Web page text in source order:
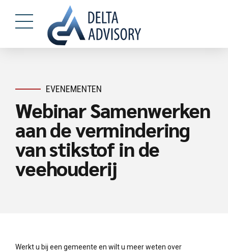
EVENEMENTEN
Webinar Samenwerken
aan de vermindering
van stikstof in de
veehouderij
Werkt u bij een gemeente en wilt u meer weten over